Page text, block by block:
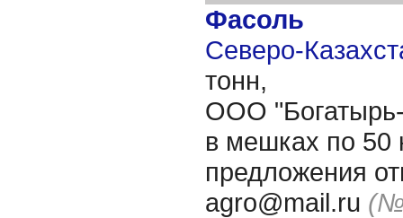
Фасоль
Северо-
тонн,
ООО "Богатырь-
в мешках по 50
предложения
agro@mail.ru